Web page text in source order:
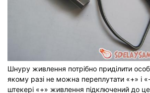
Шнуру живлення потрібно приділити
якому разі не можна переплутати «+» і
штекері «+» живлення підключений до